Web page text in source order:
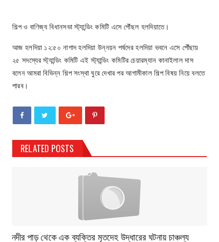
শিল্প ও বাণিজ্য বিধানসভা স্ট্যান্ডিং কমিটি এসে পৌঁছল হলদিয়াতে।
আজ হলদিয়া ১২:৫০ নাগাদ হলদিয়া উন্নয়ন পর্ষদের হলদিয়া ভবনে এসে পৌঁছায়
২৫ সদস্যের স্ট্যান্ডিং কমিটি এই স্ট্যান্ডিং কমিটির চেয়ারম্যান কানাইলাল দাস
বলেন আমরা বিভিন্ন শিল্প সংস্থা ঘুরে দেখার পর আগামীকাল শিল্প বিষয় নিয়ে বলতে
পারব।
RELATED POSTS
নদীর পাড় থেকে এক ব্যক্তির মৃতদেহ উদ্ধারের ঘটনায় চাঞ্চল্য